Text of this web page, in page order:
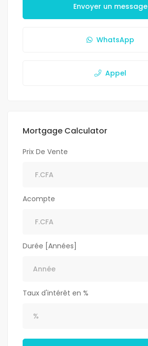
Envoyer un message
WhatsApp
Appel
Mortgage Calculator
Prix De Vente
Acompte
Durée [Années]
Taux d'intérêt en %